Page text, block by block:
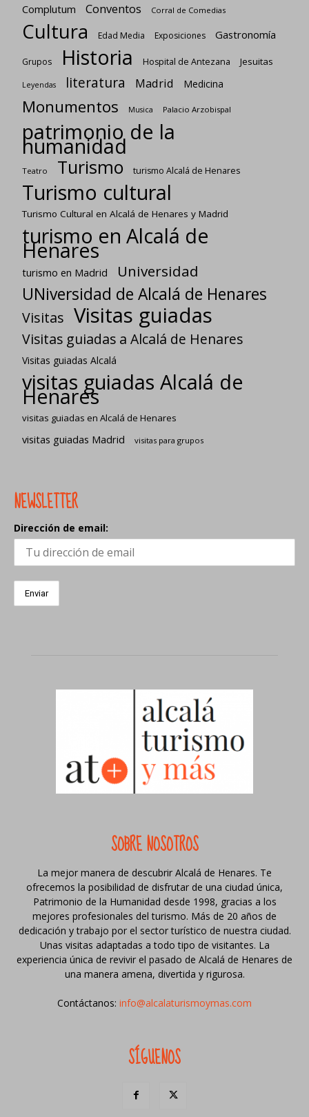
Complutum Conventos Corral de Comedias
Cultura Edad Media Exposiciones Gastronomía
Grupos Historia Hospital de Antezana Jesuitas
Leyendas literatura Madrid Medicina
Monumentos Musica Palacio Arzobispal
patrimonio de la
humanidad
Teatro Turismo turismo Alcalá de Henares
Turismo cultural
Turismo Cultural en Alcalá de Henares y Madrid
turismo en Alcalá de
Henares
turismo en Madrid Universidad
UNiversidad de Alcalá de Henares
Visitas Visitas guiadas
Visitas guiadas a Alcalá de Henares
Visitas guiadas Alcalá
visitas guiadas Alcalá de
Henares
visitas guiadas en Alcalá de Henares
visitas guiadas Madrid visitas para grupos
NEWSLETTER
Dirección de email:
SOBRE NOSOTROS
La mejor manera de descubrir Alcalá de Henares. Te
ofrecemos la posibilidad de disfrutar de una ciudad única,
Patrimonio de la Humanidad desde 1998, gracias a los
mejores profesionales del turismo. Más de 20 años de
dedicación y trabajo por el sector turístico de nuestra ciudad.
Unas visitas adaptadas a todo tipo de visitantes. La
experiencia única de revivir el pasado de Alcalá de Henares de
una manera amena, divertida y rigurosa.
Contáctanos: info@alcalaturismoymas.com
SÍGUENOS